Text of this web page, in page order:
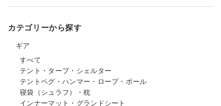
カテゴリーから探す
ギア
すべて
テント・タープ・シェルター
テントペグ・ハンマー・ロープ・ポール
寝袋（シュラフ）・枕
インナーマット・グランドシート